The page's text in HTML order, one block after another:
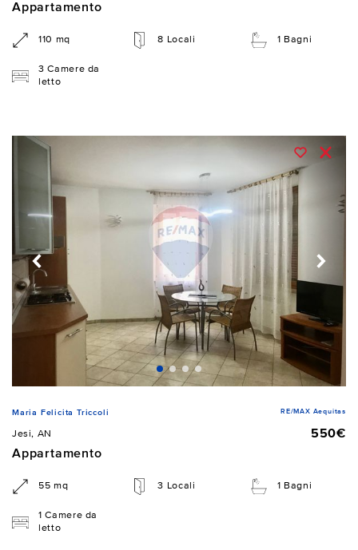
Appartamento
110 mq 8 Locali 1 Bagni
3 Camere da
letto
Maria Felicita Triccoli RE/MAX Aequitas
Jesi, AN
550€
Appartamento
55 mq 3 Locali 1 Bagni
1 Camere da
letto